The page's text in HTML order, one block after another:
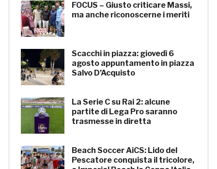
FOCUS – Giusto criticare Massi,
ma anche riconoscerne i meriti
Scacchi in piazza: giovedì 6
agosto appuntamento in piazza
Salvo D’Acquisto
La Serie C su Rai 2: alcune
partite di Lega Pro saranno
trasmesse in diretta
Beach Soccer AiCS: Lido del
Pescatore conquista il tricolore,